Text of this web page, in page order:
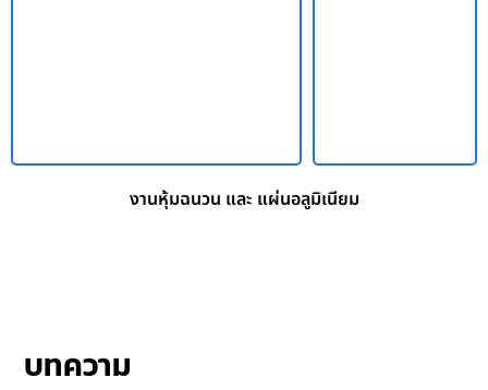
งานหุ้มฉนวน และ แผ่นอลูมิเนียม
บทความ